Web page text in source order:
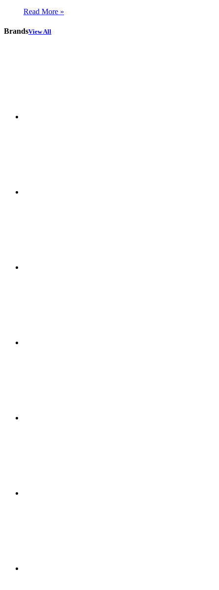
Read More »
BrandsView All